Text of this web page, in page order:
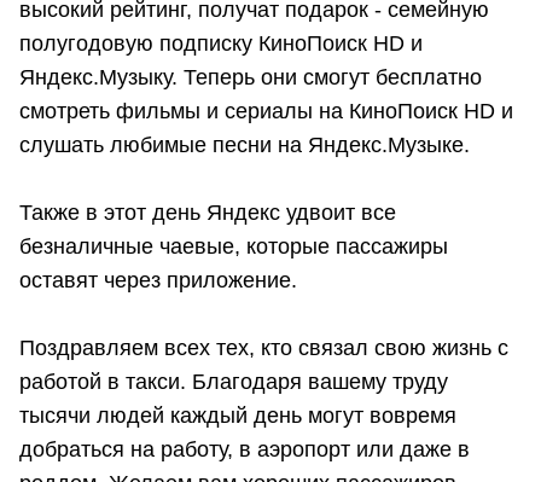
высокий рейтинг, получат подарок - семейную
полугодовую подписку КиноПоиск HD и
Яндекс.Музыку. Теперь они смогут бесплатно
смотреть фильмы и сериалы на КиноПоиск HD и
слушать любимые песни на Яндекс.Музыке.
Также в этот день Яндекс удвоит все
безналичные чаевые, которые пассажиры
оставят через приложение.
Поздравляем всех тех, кто связал свою жизнь с
работой в такси. Благодаря вашему труду
тысячи людей каждый день могут вовремя
добраться на работу, в аэропорт или даже в